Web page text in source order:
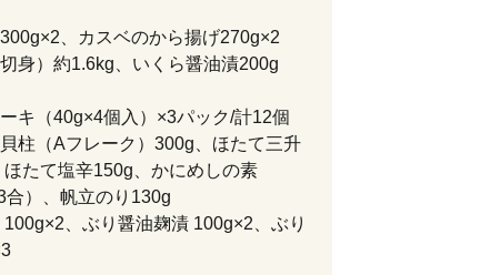
、カスベのから揚げ270g×2
身）約1.6kg、いくら醤油漬200g
キ（40g×4個入）×3パック/計12個
柱（Aフレーク）300g、ほたて三升
たて塩辛150g、かにめしの素
合）、帆立のり130g
、ぶり醤油麹漬 100g×2、ぶり